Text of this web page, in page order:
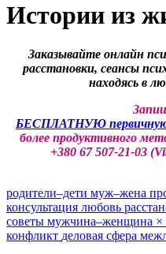
Истории из
Заказывайте онлайн
расстановки, сеансы
находясь в
БЕСПЛАТНУЮ первичную
более продуктивного
+380 67 507-21-03
родители–дети муж–жена
консультация любовь
советы мужчина–женщина ×
конфликт деловая сфера